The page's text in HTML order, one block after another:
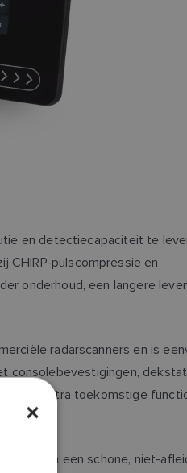
en detectiecapaciteit te
CHIRP-pulscompressie en
onderhoud, een langere
radarscanners en is
consolebevestigingen,
voor extra toekomstige
om een schone, niet-
×